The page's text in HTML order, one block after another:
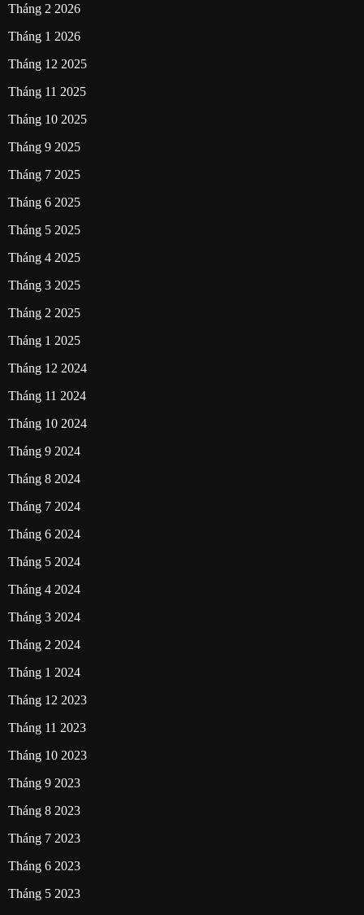
Tháng 2 2026
Tháng 1 2026
Tháng 12 2025
Tháng 11 2025
Tháng 10 2025
Tháng 9 2025
Tháng 7 2025
Tháng 6 2025
Tháng 5 2025
Tháng 4 2025
Tháng 3 2025
Tháng 2 2025
Tháng 1 2025
Tháng 12 2024
Tháng 11 2024
Tháng 10 2024
Tháng 9 2024
Tháng 8 2024
Tháng 7 2024
Tháng 6 2024
Tháng 5 2024
Tháng 4 2024
Tháng 3 2024
Tháng 2 2024
Tháng 1 2024
Tháng 12 2023
Tháng 11 2023
Tháng 10 2023
Tháng 9 2023
Tháng 8 2023
Tháng 7 2023
Tháng 6 2023
Tháng 5 2023